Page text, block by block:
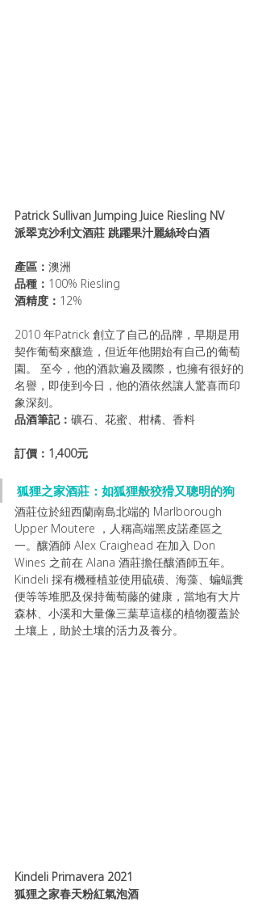
Patrick Sullivan Jumping Juice Riesling NV
派翠克沙利文酒莊 跳躍果汁麗絲玲白酒
產區： 澳洲
品種： 100% Riesling
酒精度： 12%
2010 年Patrick 創立了自己的品牌，早期是用
契作葡萄來釀造，但近年他開始有自己的葡萄
園。 至今，他的酒款遍及國際，也擁有很好的
名譽，即使到今日，他的酒依然讓人驚喜而印
象深刻。
品酒筆記： 礦石、花蜜、柑橘、香料
訂價：1,400元
狐狸之家酒莊：如狐狸般狡猾又聰明的狗
酒莊位於紐西蘭南島北端的 Marlborough
Upper Moutere ，人稱高端黑皮諾產區之
一。釀酒師 Alex Craighead 在加入 Don
Wines 之前在 Alana 酒莊擔任釀酒師五年。
Kindeli 採有機種植並使用硫磺、海藻、蝙蝠糞
便等等堆肥及保持葡萄藤的健康，當地有大片
森林、小溪和大量像三葉草這樣的植物覆蓋於
土壤上，助於土壤的活力及養分。
Kindeli Primavera 2021
狐狸之家春天粉紅氣泡酒